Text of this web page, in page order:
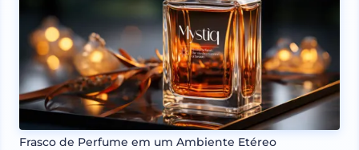
Frasco de Perfume em um Ambiente Etéreo